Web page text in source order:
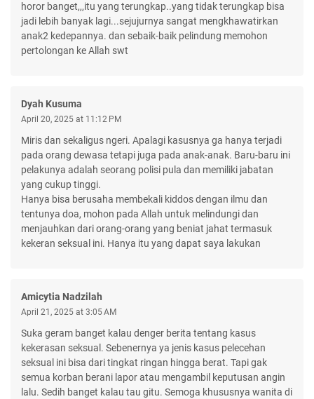
horor banget,,,itu yang terungkap..yang tidak terungkap bisa
jadi lebih banyak lagi...sejujurnya sangat mengkhawatirkan
anak2 kedepannya. dan sebaik-baik pelindung memohon
pertolongan ke Allah swt
Dyah Kusuma
April 20, 2025 at 11:12 PM
Miris dan sekaligus ngeri. Apalagi kasusnya ga hanya terjadi
pada orang dewasa tetapi juga pada anak-anak. Baru-baru ini
pelakunya adalah seorang polisi pula dan memiliki jabatan
yang cukup tinggi.
Hanya bisa berusaha membekali kiddos dengan ilmu dan
tentunya doa, mohon pada Allah untuk melindungi dan
menjauhkan dari orang-orang yang beniat jahat termasuk
kekeran seksual ini. Hanya itu yang dapat saya lakukan
Amicytia Nadzilah
April 21, 2025 at 3:05 AM
Suka geram banget kalau denger berita tentang kasus
kekerasan seksual. Sebenernya ya jenis kasus pelecehan
seksual ini bisa dari tingkat ringan hingga berat. Tapi gak
semua korban berani lapor atau mengambil keputusan angin
lalu. Sedih banget kalau tau gitu. Semoga khususnya wanita di